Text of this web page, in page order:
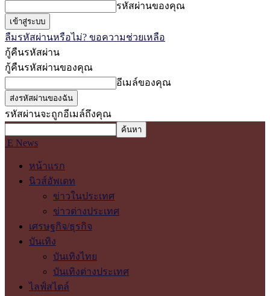
รหัสผ่านของคุณ
ลืมรหัสผ่านหรือไม่? ขอความช่วยเหลือ
กู้คืนรหัสผ่าน
กู้คืนรหัสผ่านของคุณ
อีเมล์ของคุณ
รหัสผ่านจะถูกอีเมล์ถึงคุณ
E News
หน้าแรก
นิวส์อัพเดท
ข่าวในประเทศ
ข่าวต่างประเทศ
เศรษฐกิจ/ธุรกิจ
บันเทิง
บันเทิงไทย
บันเทิงต่างประเทศ
ไลฟ์สไตล์